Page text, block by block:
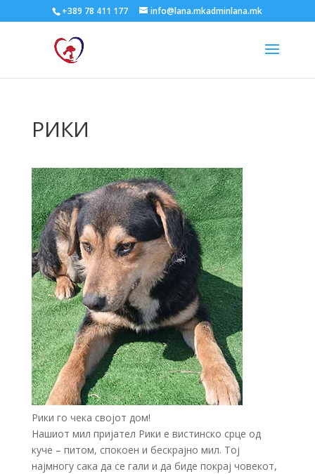
+389 78 411 177 info@lana.mkadminlana.mk
РИКИ
Рики го чека својот дом!
Нашиот мил пријател Рики е вистинско срце од
куче – питом, спокоен и бескрајно мил. Тој
најмногу сака да се гали и да биде покрај човекот,